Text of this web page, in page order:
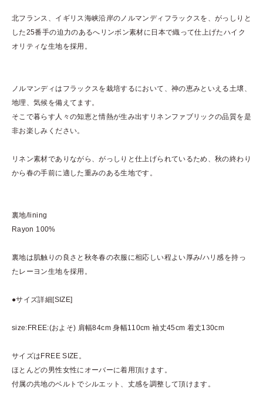
北フランス、イギリス海峡沿岸のノルマンディフラックスを、がっしりと
した25番手の迫力のあるへリンボン素材に日本で織って仕上げたハイク
オリティな生地を採用。
ノルマンディはフラックスを栽培するにおいて、神の恵みといえる土壌、
地理、気候を備えてます。
そこで暮らす人々の知恵と情熱が生み出すリネンファブリックの品質を是
非お楽しみください。
リネン素材でありながら、がっしりと仕上げられているため、秋の終わり
から春の手前に適した重みのある生地です。
裏地/lining
Rayon 100%
裏地は肌触りの良さと秋冬春の衣服に相応しい程よい厚み/ハリ感を持っ
たレーヨン生地を採用。
●サイズ詳細[SIZE]
size:FREE:(およそ) 肩幅84cm 身幅110cm 袖丈45cm 着丈130cm
サイズはFREE SIZE。
ほとんどの男性女性にオーバーに着用頂けます。
付属の共地のベルトでシルエット、丈感を調整して頂けます。